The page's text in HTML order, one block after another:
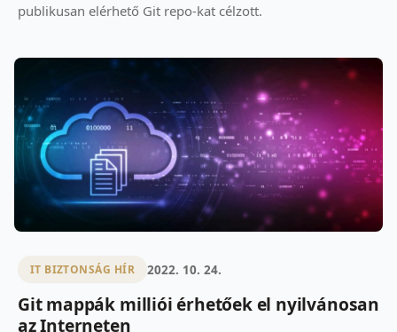
publikusan elérhető Git repo-kat célzott.
IT BIZTONSÁG HÍR 2022. 10. 24.
Git mappák milliói érhetőek el nyilvánosan
az Interneten